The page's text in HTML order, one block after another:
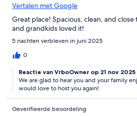
Vertalen met Google
Great place! Spacious, clean, and
and grandkids loved it!
5 nachten verbleven in juni 2025
0
Reactie van VrboOwner op 21 nov 2025
We are glad to hear you and your family
would love to host you again!
Geverifieerde beoordeling